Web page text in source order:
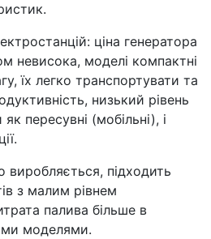
ціна генератора
невисока, моделі компактні
їх легко транспортувати та
низький рівень
пересувні (мобільні), і
виробляється, підходить
з малим рівнем
палива більше в
моделями.